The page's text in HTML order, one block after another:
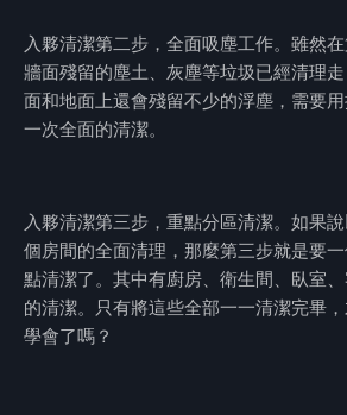
入夥清潔第二步，全面吸塵工作。雖然
牆面殘留的塵土、灰塵等垃圾已經清理
面和地面上還會殘留不少的浮塵，需要
一次全面的清潔。
入夥清潔第三步，重點分區清潔。如果
個房間的全面清理，那麼第三步就是要
點清潔了。其中有廚房、衛生間、臥室
的清潔。只有將這些全部一一清潔完畢
學會了嗎？